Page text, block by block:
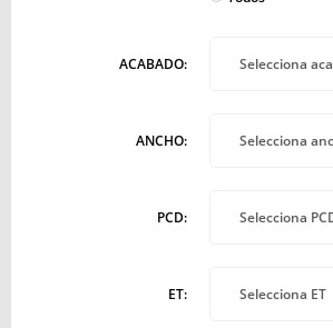
ACABADO: Selecciona
ANCHO: Selecciona
PCD: Selecciona
ET: Selecciona ET